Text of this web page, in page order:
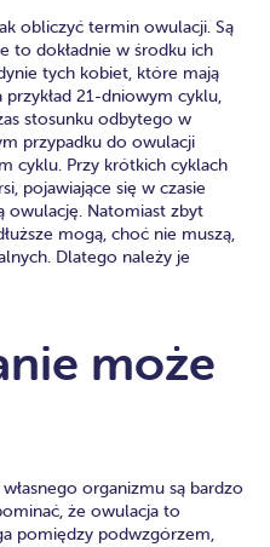
obliczyć termin owulacji. Są
to dokładnie w środku ich
tych kobiet, które mają
21-dniowym cyklu,
stosunku odbytego w
przypadku do owulacji
cyklu. Przy krótkich cyklach
pojawiające się w czasie
owulację. Natomiast zbyt
mogą, choć nie muszą,
Dlatego należy je
może
organizmu są bardzo
że owulacja to
pomiędzy podwzgórzem,